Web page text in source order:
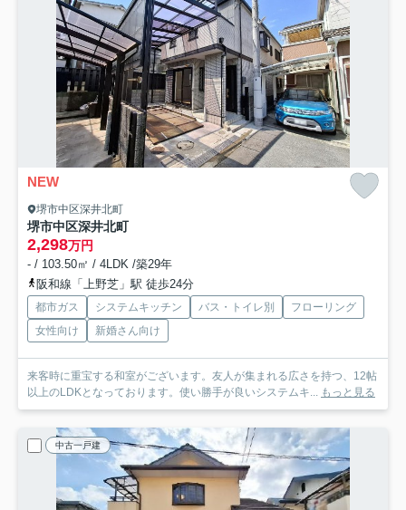
NEW
堺市中区深井北町
堺市中区深井北町
2,298万円
- / 103.50㎡ / 4LDK /築29年
阪和線「上野芝」駅 徒歩24分
都市ガス システムキッチン バス・トイレ別
フローリング
女性向け
新婚さん向け
来客時に重宝する和室がございます。友人が集まれる広さを持つ、12帖
以上のLDKとなっております。使い勝手が良いシステムキ... もっと見る
中古一戸建